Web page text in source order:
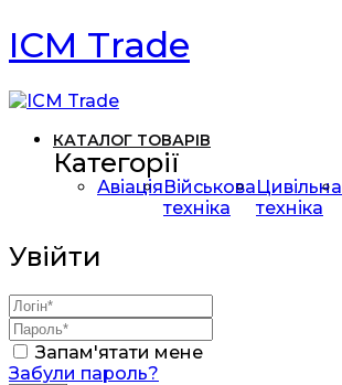
ICM Trade
КАТАЛОГ ТОВАРІВ
Категорії
АвіаціяВійськова
техніка
Цивільна
техніка
Увійти
Запам'ятати мене
Забули пароль?